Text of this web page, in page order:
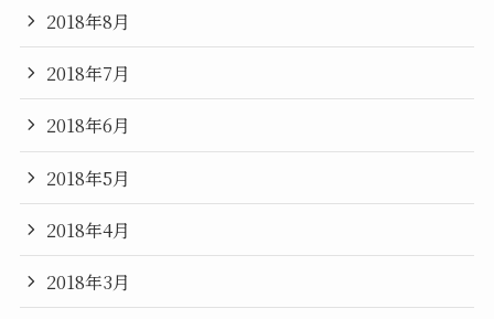
2018年8月
2018年7月
2018年6月
2018年5月
2018年4月
2018年3月